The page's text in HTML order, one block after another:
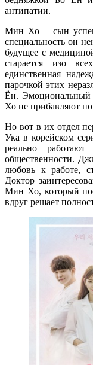
антипатии.
Мин Хо – сын
специальность он
будущее с
старается изо
единственная
парочкой этих
Ён. Эмоциональный
Хо не прибавляют
Но вот в их отдел
Ука в корейском
реально
общественности.
любовь к работе,
Доктор
Мин Хо, который
вдруг решает